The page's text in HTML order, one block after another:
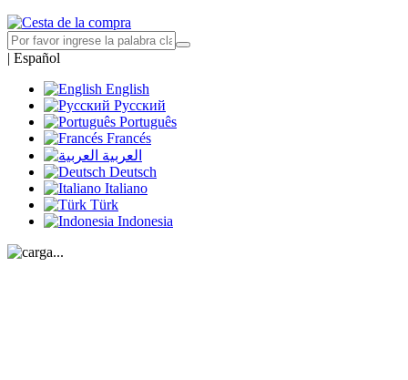
| Español
English
Русский
Português
Francés
العربية
Deutsch
Italiano
Türk
Indonesia